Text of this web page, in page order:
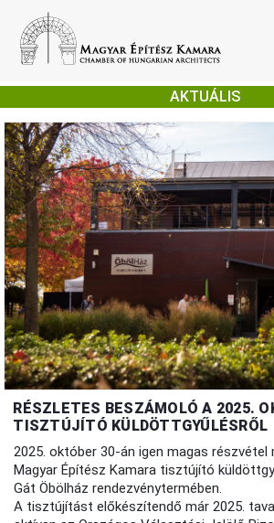
AKTUÁLIS
RÉSZLETES BESZÁMOLÓ A 2025.
TISZTÚJÍTÓ KÜLDÖTTGYŰLÉSRŐL
2025. október 30-án igen magas
Magyar Építész Kamara tisztújító
Gát Öbölház rendezvénytermében.
A tisztújítást előkészítendő már 2025.